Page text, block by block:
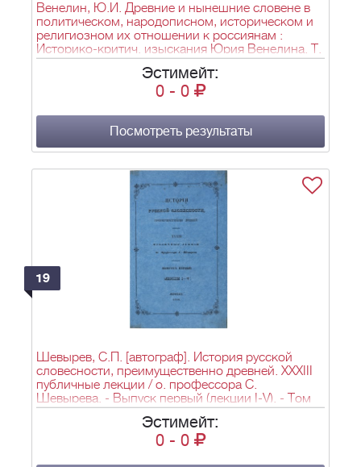
Венелин, Ю.И. Древние и нынешние словене в
политическом, народописном, историческом и
религиозном их отношении к россиянам :
Историко-критич. изыскания Юрия Венелина. Т.
1-2. Т. 2. - М.: в университетской тип., 1841. - [6],
LXXIX, 326, 8, 8 с., 2 л. ил.; 20,5х13,2 см.
Эстимейт:
0 - 0
Посмотреть результаты
19
Шевырев, С.П. [автограф]. История русской
словесности, преимущественно древней. XXXIII
публичные лекции / о. профессора С.
Шевырева. - Выпуск первый (лекции I-V). - Том
первый, часть первая. - М.: Университетская тип.,
1846. - 262, [2] c.; 23,5x15,5 см.
Эстимейт:
0 - 0